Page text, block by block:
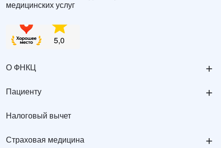
медицинских услуг
О ФНКЦ +
Пациенту +
Налоговый вычет
Страховая медицина +